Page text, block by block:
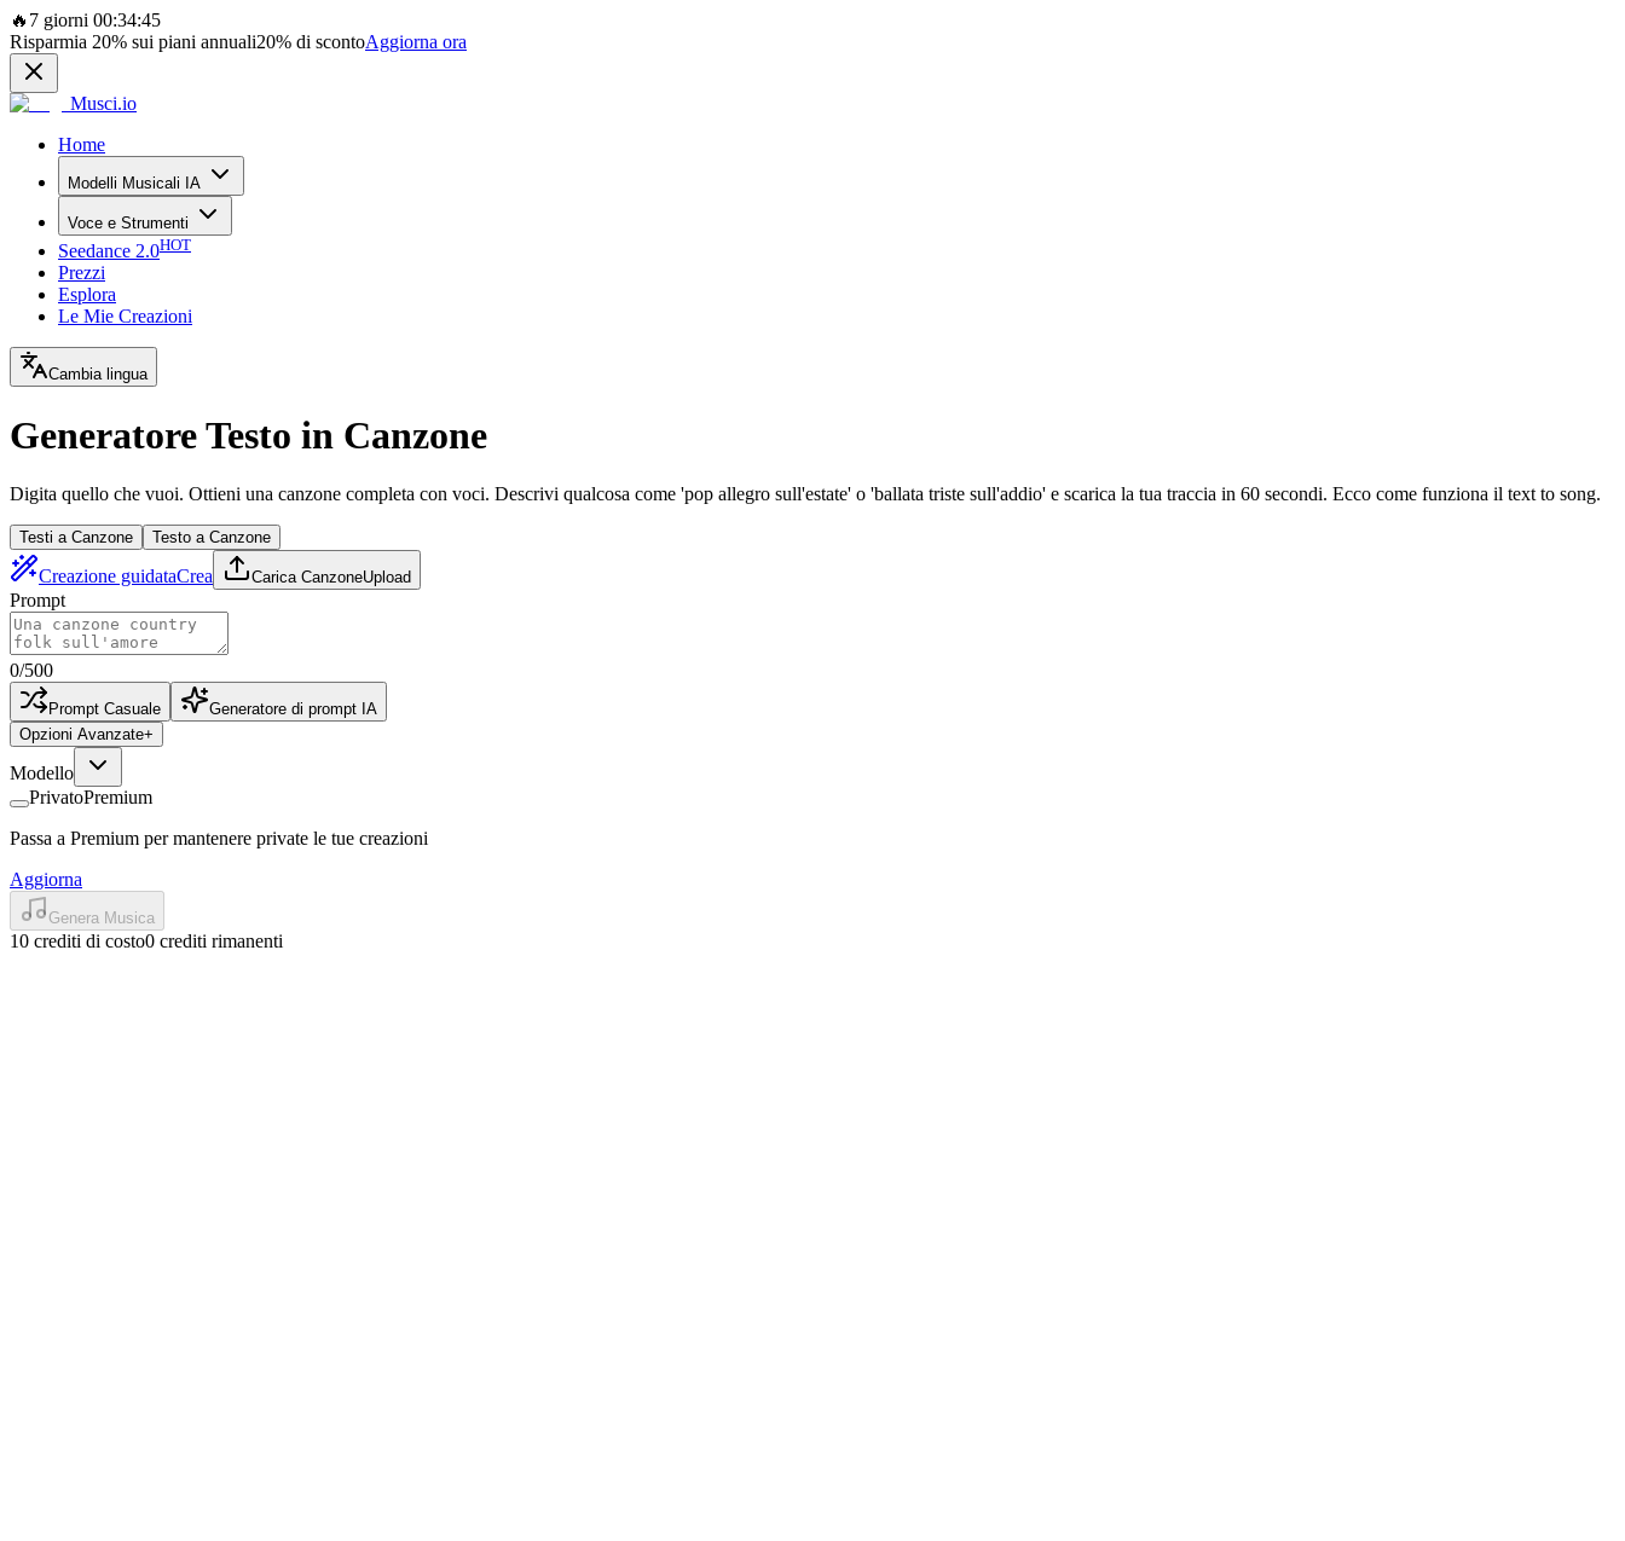
🔥 7 giorni 00:34:45
Risparmia 20% sui piani annuali20% di scontoAggiorna ora
Musci.io
Home
Modelli Musicali IA
Voce e Strumenti
Seedance 2.0HOT
Prezzi
Esplora
Le Mie Creazioni
Cambia lingua
Generatore Testo in Canzone
Digita quello che vuoi. Ottieni una canzone completa con voci. Descrivi qualcosa come 'pop allegro sull'estate' o 'ballata triste sull'addio' e scarica la tua traccia in 60 secondi. Ecco come funziona il text to song.
Testi a Canzone Testo a Canzone
Creazione guidataCrea Carica CanzoneUpload
Prompt
0/500
Prompt Casuale
Generatore di prompt IA
Opzioni Avanzate+
Modello
PrivatoPremium
Passa a Premium per mantenere private le tue creazioni
Aggiorna
Genera Musica
10 crediti di costo0 crediti rimanenti